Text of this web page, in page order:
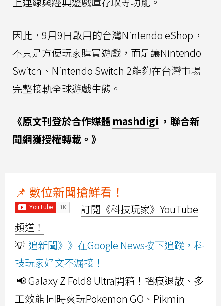
因此，9月9日啟用的台灣Nintendo eShop，
不只是方便玩家購買遊戲，而是讓Nintendo
Switch、Nintendo Switch 2能夠在台灣市場
完整接軌全球遊戲生態。
《原文刊登於合作媒體 mashdigi ，聯合新
聞網獲授權轉載。》
📌 數位新聞搶鮮看！
訂閱《科技玩家》YouTube
頻道！
💡 追新聞》》在Google News按下追蹤，科
技玩家好文不漏接！
📢 Galaxy Z Fold8 Ultra開箱！摺痕退散、多
工效能 同時爽玩Pokemon GO、Pikmin